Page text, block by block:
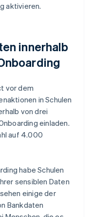
aktivieren.
innerhalb
vor dem
in Schulen
von drei
einladen.
auf 4.000
habe Schulen
sensiblen Daten
einige der
Bankdaten